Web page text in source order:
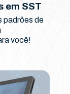
em SST
padrões de
você!